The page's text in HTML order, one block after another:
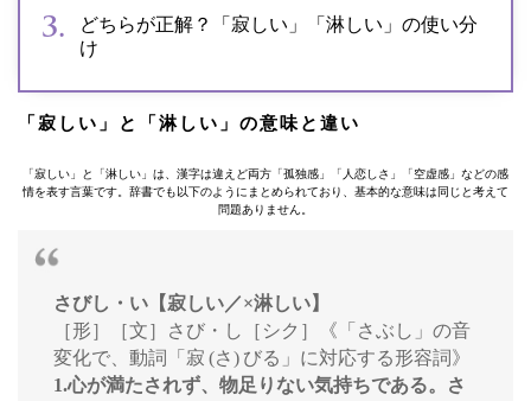
どちらが正解？「寂しい」「淋しい」の使い分
け
「寂しい」と「淋しい」の意味と違い
「寂しい」と「淋しい」は、漢字は違えど両方「孤独感」「人恋しさ」「空虚感」などの感
情を表す言葉です。辞書でも以下のようにまとめられており、基本的な意味は同じと考えて
問題ありません。
さびし・い【寂しい／×淋しい】
［形］［文］さび・し［シク］《「さぶし」の音
変化で、動詞「寂 (さ) びる」に対応する形容詞》
1.心が満たされず、物足りない気持ちである。さ